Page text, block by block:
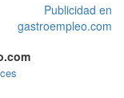
Publicidad en
gastroempleo.com